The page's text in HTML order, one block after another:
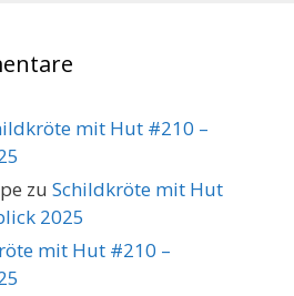
mit Hut #210 –
zu Schildkröte mit Hut
2025
mit Hut #210 –